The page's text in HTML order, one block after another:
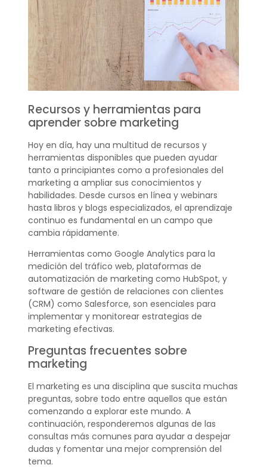
Recursos y herramientas para
aprender sobre marketing
Hoy en día, hay una multitud de recursos y
herramientas disponibles que pueden ayudar
tanto a principiantes como a profesionales del
marketing a ampliar sus conocimientos y
habilidades. Desde cursos en línea y webinars
hasta libros y blogs especializados, el aprendizaje
continuo es fundamental en un campo que
cambia rápidamente.
Herramientas como Google Analytics para la
medición del tráfico web, plataformas de
automatización de marketing como HubSpot, y
software de gestión de relaciones con clientes
(CRM) como Salesforce, son esenciales para
implementar y monitorear estrategias de
marketing efectivas.
Preguntas frecuentes sobre
marketing
El marketing es una disciplina que suscita muchas
preguntas, sobre todo entre aquellos que están
comenzando a explorar este mundo. A
continuación, responderemos algunas de las
consultas más comunes para ayudar a despejar
dudas y fomentar una mejor comprensión del
tema.